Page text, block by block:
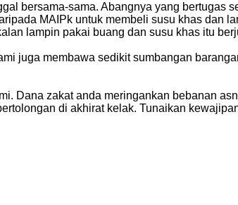
bersama-sama. Abangnya yang bertugas
MAIPk untuk membeli susu khas dan
lampin pakai buang dan susu khas itu
juga membawa sedikit sumbangan
Dana zakat anda meringankan bebanan
di akhirat kelak. Tunaikan